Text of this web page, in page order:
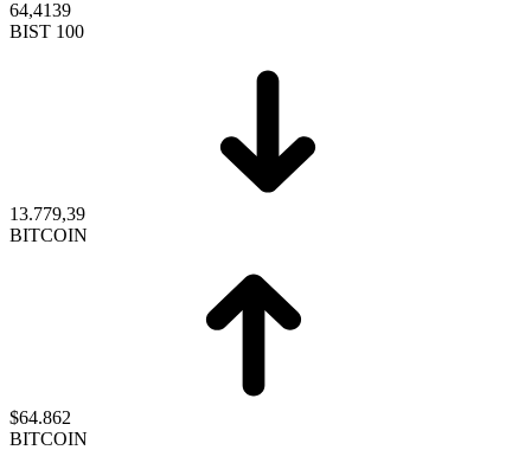
64,4139
BIST 100
13.779,39
BITCOIN
$64.862
BITCOIN